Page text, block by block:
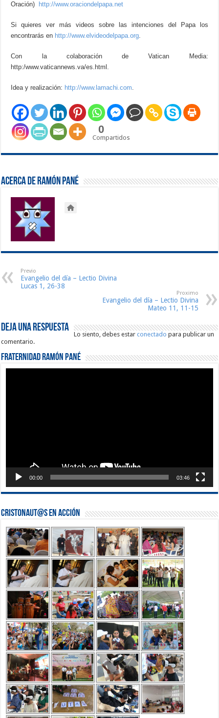
Oración)
http://www.oraciondelpapa.net
Si quieres ver más videos sobre las intenciones del Papa los
encontrarás en http://www.elvideodelpapa.org.
Con la colaboración de Vatican Media:
http:/www.vaticannews.va/es.html.
Idea y realización: http://www.lamachi.com.
0
Compartidos
Acerca de Ramón Pané
Previo
Evangelio del día – Lectio Divina
Lucas 1, 26-38
Proximo
Evangelio del día – Lectio Divina
Mateo 11, 11-15
Deja una respuesta
Lo siento, debes estarconectado para publicar un
comentario.
Fraternidad Ramón Pané
00:00 03:46
Cristonaut@s en Acción